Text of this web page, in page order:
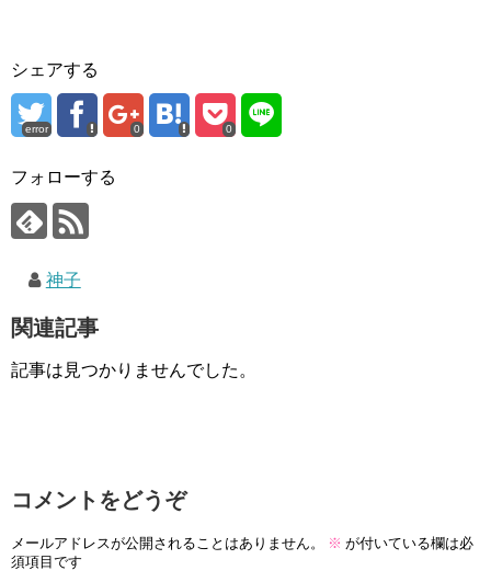
シェアする
error 0 0
フォローする
神子
関連記事
記事は見つかりませんでした。
コメントをどうぞ
メールアドレスが公開されることはありません。 ※ が付いている欄は必
須項目です